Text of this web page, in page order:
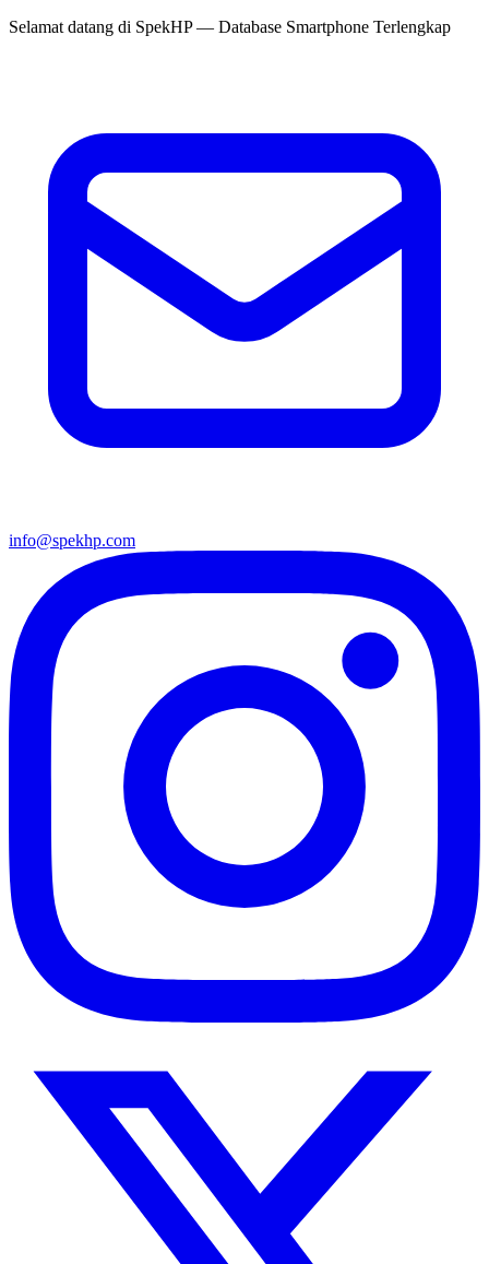
Selamat datang di SpekHP— Database Smartphone Terlengkap
info@spekhp.com